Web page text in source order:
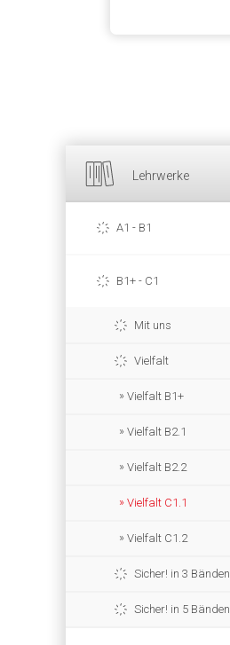
Lehrwerke
A1 - B1
B1+ - C1
Mit uns
Vielfalt
Vielfalt B1+
Vielfalt B2.1
Vielfalt B2.2
Vielfalt C1.1
Vielfalt C1.2
Sicher! in 3 Bänden
Sicher! in 5 Bänden